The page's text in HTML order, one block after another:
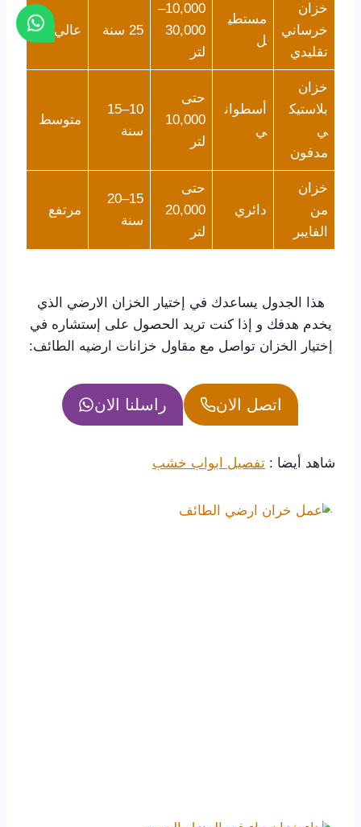
خزان
خرساني
تقليدي
مستطي
ل
10,000–
30,000
لتر
25 سنة عالي
خزان
بلاستيك
ي
مدفون
أسطوان
ي
حتى
10,000
لتر
10–15
سنة
متوسط
خزان
من
الفايبر
دائري
حتى
20,000
لتر
15–20
سنة
مرتفع
هذا الجدول يساعدك في إختيار الخزان الارضي الذي
يخدم هدفك و إذا كنت تريد الحصول على إستشاره في
إختيار الخزان تواصل مع مقاول خزانات ارضيه الطائف:
اتصل الان راسلنا الان
شاهد أيضا : تفصيل ابواب خشب